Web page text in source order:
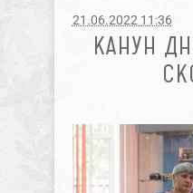
21.06.2022 11:36
КАНУН